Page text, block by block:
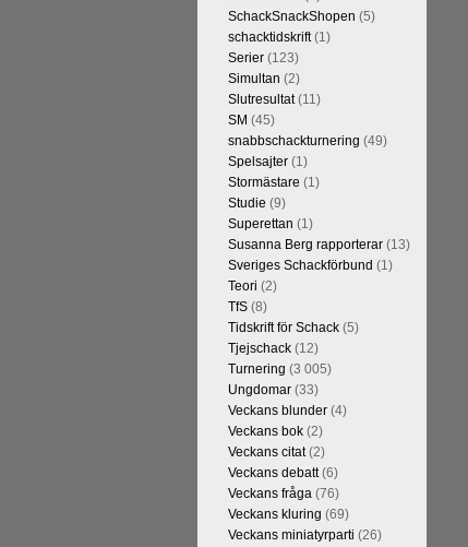
SchackSnackShopen (5)
schacktidskrift(1)
Serier(123)
Simultan (2)
Slutresultat(11)
SM (45)
snabbschackturnering (49)
Spelsajter(1)
Stormästare (1)
Studie (9)
Superettan (1)
Susanna Berg rapporterar(13)
Sveriges Schackförbund (1)
Teori (2)
TfS(8)
Tidskrift för Schack(5)
Tjejschack(12)
Turnering (3 005)
Ungdomar(33)
Veckans blunder(4)
Veckans bok(2)
Veckans citat(2)
Veckans debatt(6)
Veckans fråga(76)
Veckans kluring (69)
Veckans miniatyrparti (26)